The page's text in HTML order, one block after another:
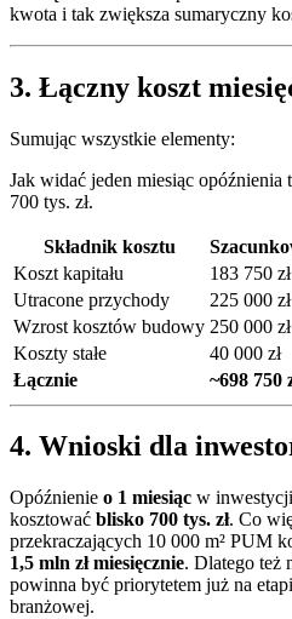
kwota i tak zwiększa sumaryczny
3. Łączny koszt
Sumując wszystkie elementy:
Jak widać jeden miesiąc opóźnienia
700 tys. zł.
Składnik kosztu
Koszt kapitału
183 750 zł
Utracone przychody
225 000 zł
Wzrost kosztów budowy 250 000 zł
Koszty stałe
40 000 zł
Łącznie
~698 750
4. Wnioski dla
Opóźnienie o 1 miesiąc w
kosztować blisko 700 tys. zł. Co
przekraczających 10 000 m² PUM
1,5 mln zł miesięcznie. Dlatego też
powinna być priorytetem już na
branżowej.